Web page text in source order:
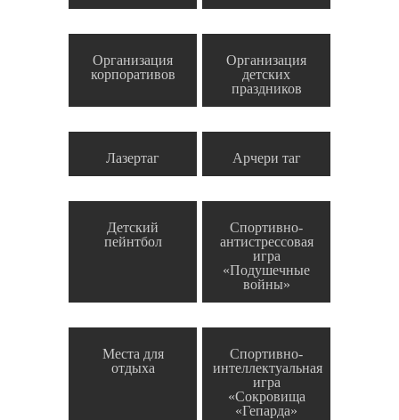
Организация
корпоративов
Организация
детских
праздников
Лазертаг Арчери таг
Детский
пейнтбол
Спортивно-
антистрессовая
игра
«Подушечные
войны»
Места для
отдыха
Спортивно-
интеллектуальная
игра
«Сокровища
«Гепарда»